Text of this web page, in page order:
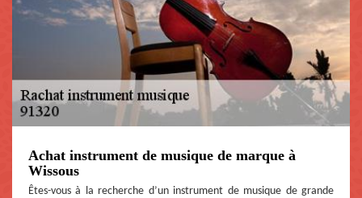
Achat instrument de musique de marque à
Wissous
Êtes-vous à la recherche d’un instrument de musique de grande